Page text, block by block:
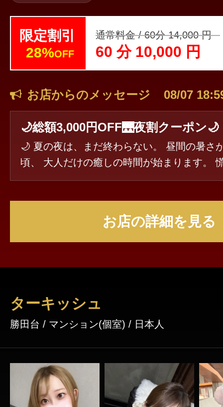
限定割引
28%OFF
通常料金 / 60分 14,000 円
60 分 10,000 円
お店からのメッセージ 08/07
🌙総額3,000円OFF🌉夜割クーポン🌙
🌙 夏の夜は、まだ終わらない。 昼間の暑さが落ち着く
頃、 大人だけの癒しの時間が始まります。 慌ただしい日
常を少しだけ離れて、 心も身体もゆっくり
時に【8月夜割見た】とお伝えいただくと ✨ 夜だけの特
別価格✨ 🕯 90分 17,000円 🕯 120分 21,000円 📌
お店の詳細を見る
ターキッシュ
勝田台 / マンション(個室) / 日本人